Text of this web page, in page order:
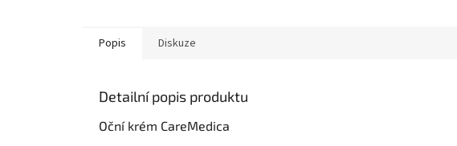
Popis Diskuze
Detailní popis produktu
Oční krém CareMedica